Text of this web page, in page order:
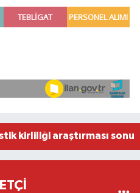
Türkiye Şampiyonası,
kirliliği araştırması